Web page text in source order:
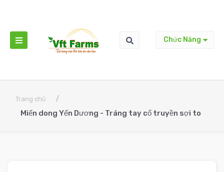
Chức Năng
Trang chủ
/
Miến dong Yến Dương - Tráng tay cổ truyền sợi to